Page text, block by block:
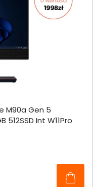
M90a Gen 5
512SSD Int W11Pro